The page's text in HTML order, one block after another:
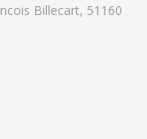
Billecart, 51160